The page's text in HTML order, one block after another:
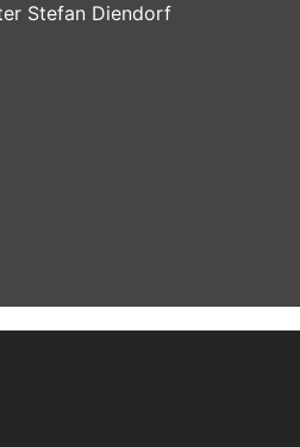
Stefan Diendorf